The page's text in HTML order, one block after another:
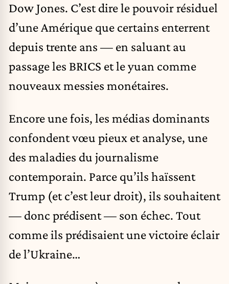
Dow Jones. C’est dire le pouvoir résiduel
d’une Amérique que certains enterrent
depuis trente ans — en saluant au
passage les BRICS et le yuan comme
nouveaux messies monétaires.
Encore une fois, les médias dominants
confondent vœu pieux et analyse, une
des maladies du journalisme
contemporain. Parce qu’ils haïssent
Trump (et c’est leur droit), ils souhaitent
— donc prédisent — son échec. Tout
comme ils prédisaient une victoire éclair
de l’Ukraine…